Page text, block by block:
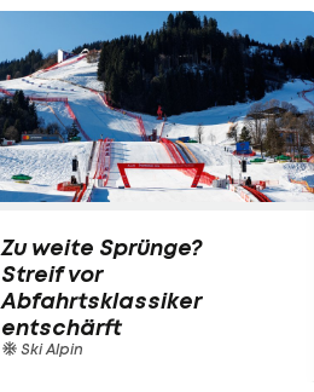
Zu weite Sprünge?
Streif vor
Abfahrtsklassiker
entschärft
Ski Alpin